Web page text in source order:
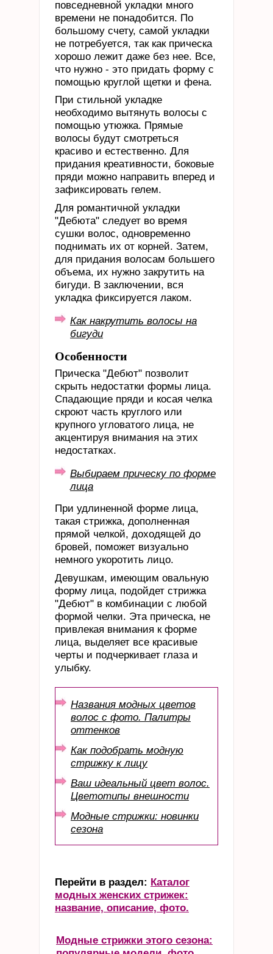
повседневной укладки много
времени не понадобится. По
большому счету, самой укладки
не потребуется, так как прическа
хорошо лежит даже без нее. Все,
что нужно - это придать форму с
помощью круглой щетки и фена.
При стильной укладке
необходимо вытянуть волосы с
помощью утюжка. Прямые
волосы будут смотреться
красиво и естественно. Для
придания креативности, боковые
пряди можно направить вперед и
зафиксировать гелем.
Для романтичной укладки
"Дебюта" следует во время
сушки волос, одновременно
поднимать их от корней. Затем,
для придания волосам большего
объема, их нужно закрутить на
бигуди. В заключении, вся
укладка фиксируется лаком.
Как накрутить волосы на
бигуди
Особенности
Прическа "Дебют" позволит
скрыть недостатки формы лица.
Спадающие пряди и косая челка
скроют часть круглого или
крупного угловатого лица, не
акцентируя внимания на этих
недостатках.
Выбираем прическу по форме
лица
При удлиненной форме лица,
такая стрижка, дополненная
прямой челкой, доходящей до
бровей, поможет визуально
немного укоротить лицо.
Девушкам, имеющим овальную
форму лица, подойдет стрижка
"Дебют" в комбинации с любой
формой челки. Эта прическа, не
привлекая внимания к форме
лица, выделяет все красивые
черты и подчеркивает глаза и
улыбку.
Названия модных цветов
волос с фото. Палитры
оттенков
Как подобрать модную
стрижку к лицу
Ваш идеальный цвет волос.
Цветотипы внешности
Модные стрижки: новинки
сезона
Перейти в раздел: Каталог
модных женских стрижек:
название, описание, фото.
Модные стрижки этого сезона: